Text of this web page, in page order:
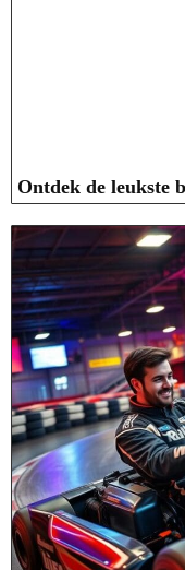
Ontdek de leukste